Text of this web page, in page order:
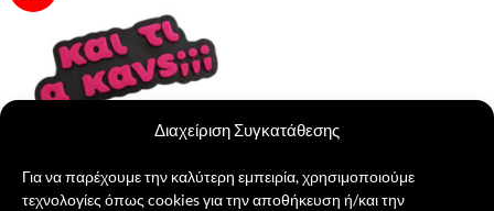
Διαχείριση Συγκατάθεσης
Για να παρέχουμε την καλύτερη εμπειρία, χρησιμοποιούμε
τεχνολογίες όπως cookies για την αποθήκευση ή/και την
επιθυμιών